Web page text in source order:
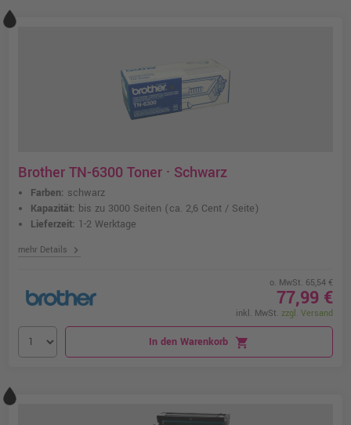
Brother TN-6300 Toner · Schwarz
Farben: schwarz
Kapazität: bis zu 3000 Seiten (ca. 2,6 Cent / Seite)
Lieferzeit: 1-2 Werktage
mehr Details chevron_right
o. MwSt. 65,54 €
77,99 €
inkl. MwSt. zzgl. Versand
In den Warenkorb shopping_cart